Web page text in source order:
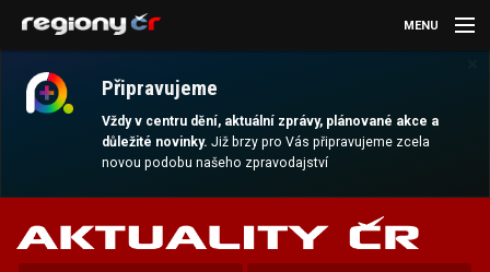
Připravujeme
Vždy v centru dění, aktuální zprávy, plánované akce a
důležité novinky.Již brzy pro Vás připravujeme zcela
novou podobu našeho zpravodajství
MENU
AKTUALITY
MAGAZÍN